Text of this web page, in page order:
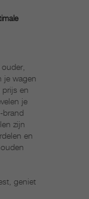
je wagen
prijs en
je
brand
zijn
en
geniet